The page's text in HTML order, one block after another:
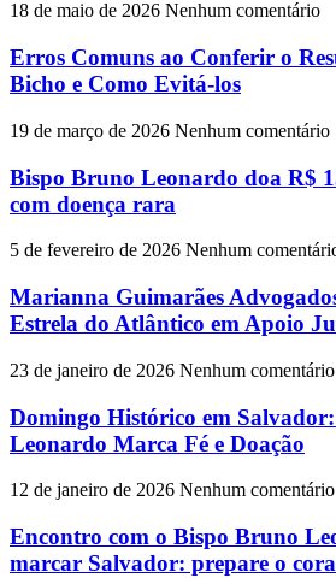
18 de maio de 2026 Nenhum comentário
Erros Comuns ao Conferir o
Bicho e Como Evitá-los
19 de março de 2026 Nenhum comentário
Bispo Bruno Leonardo doa R$
com doença rara
5 de fevereiro de 2026 Nenhum
Marianna Guimarães
Estrela do Atlântico em Apoio
23 de janeiro de 2026 Nenhum comentário
Domingo Histórico em
Leonardo Marca Fé e Doação
12 de janeiro de 2026 Nenhum comentário
Encontro com o Bispo Bruno
marcar Salvador: prepare o